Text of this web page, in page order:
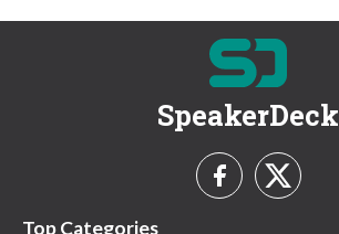
SpeakerDeck
Top Categories